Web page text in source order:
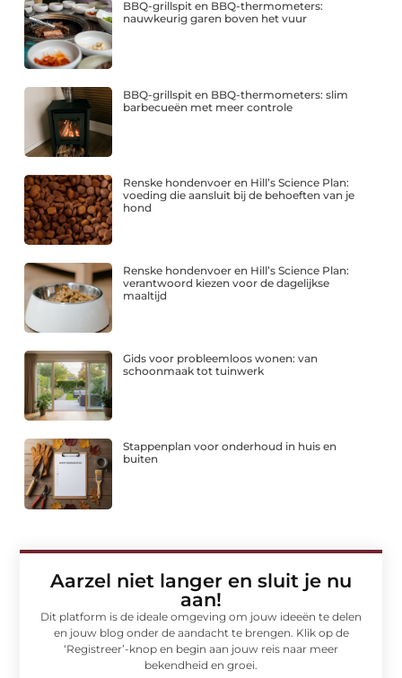
BBQ-grillspit en BBQ-thermometers:
nauwkeurig garen boven het vuur
BBQ-grillspit en BBQ-thermometers: slim
barbecueën met meer controle
Renske hondenvoer en Hill’s Science Plan:
voeding die aansluit bij de behoeften van je
hond
Renske hondenvoer en Hill’s Science Plan:
verantwoord kiezen voor de dagelijkse
maaltijd
Gids voor probleemloos wonen: van
schoonmaak tot tuinwerk
Stappenplan voor onderhoud in huis en
buiten
Aarzel niet langer en sluit je nu
aan!
Dit platform is de ideale omgeving om jouw ideeën te delen
en jouw blog onder de aandacht te brengen. Klik op de
‘Registreer’-knop en begin aan jouw reis naar meer
bekendheid en groei.